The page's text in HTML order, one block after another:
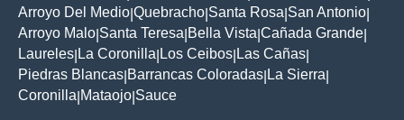
Arroyo Del Medio Quebracho Santa Rosa San Antonio
Arroyo Malo Santa Teresa Bella Vista Cañada Grande
Laureles La Coronilla Los Ceibos Las Cañas
Piedras Blancas Barrancas Coloradas La Sierra
Coronilla Mataojo Sauce